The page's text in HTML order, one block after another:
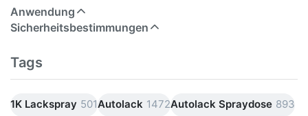
Anwendung
Sicherheitsbestimmungen
Tags
1K Lackspray 501Autolack 1472Autolack Spraydose 893